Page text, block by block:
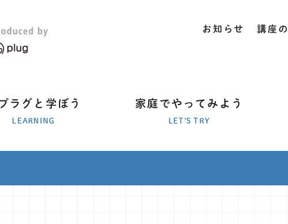
ラグと学ぼう
LEARNING
家庭でやってみよう
LET'S TRY
お知らせ 講座